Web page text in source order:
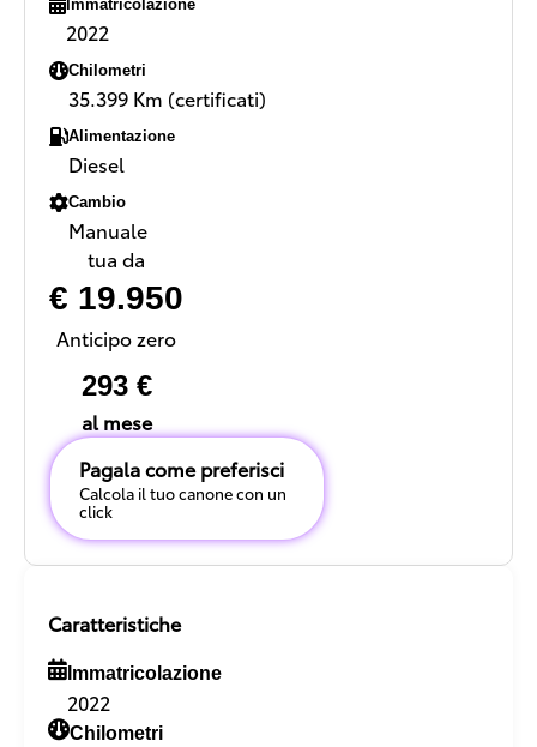
Immatricolazione
2022
Chilometri
35.399 Km (certificati)
Alimentazione
Diesel
Cambio
Manuale
tua da
€ 19.950
Anticipo zero
293 €
al mese
Pagala come preferisci
Calcola il tuo canone con un
click
Caratteristiche
Immatricolazione
2022
Chilometri